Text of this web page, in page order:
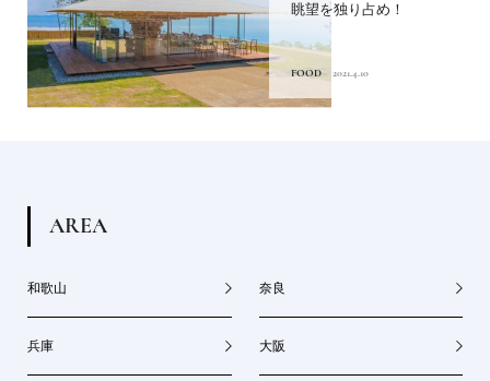
眺望を独り占め！
FOOD 2021.4.10
AREA
和歌山 奈良
兵庫 大阪